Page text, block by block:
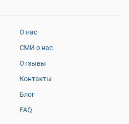
О нас
СМИ о нас
Отзывы
Контакты
Блог
FAQ